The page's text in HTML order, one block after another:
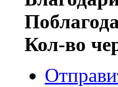
Кол-во